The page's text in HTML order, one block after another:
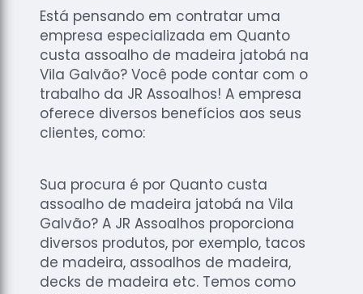
de Tacos
de
Madeiras
Raspagens
de Pisos
Tacos de
Madeiras
Está pensando em contratar uma
empresa especializada em Quanto
custa assoalho de madeira jatobá na
Vila Galvão? Você pode contar com o
trabalho da JR Assoalhos! A empresa
oferece diversos benefícios aos seus
clientes, como:
Sua procura é por Quanto custa
assoalho de madeira jatobá na Vila
Galvão? A JR Assoalhos proporciona
diversos produtos, por exemplo, tacos
de madeira, assoalhos de madeira,
decks de madeira etc. Temos como